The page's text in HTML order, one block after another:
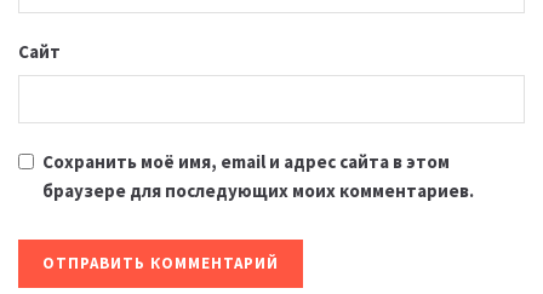
Сайт
Сохранить моё имя, email и адрес сайта в этом
браузере для последующих моих комментариев.